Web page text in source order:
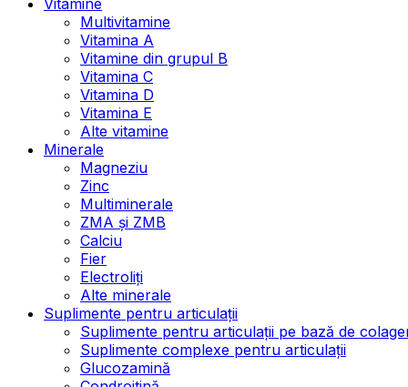
Multivitamine
Vitamina A
Vitamine din grupul B
Vitamina C
Vitamina D
Vitamina E
Alte vitamine
Minerale
Magneziu
Zinc
Multiminerale
ZMA și ZMB
Calciu
Fier
Electroliți
Alte minerale
Suplimente pentru articulații
Suplimente pentru articulații pe bază de
Suplimente complexe pentru articulații
Glucozamină